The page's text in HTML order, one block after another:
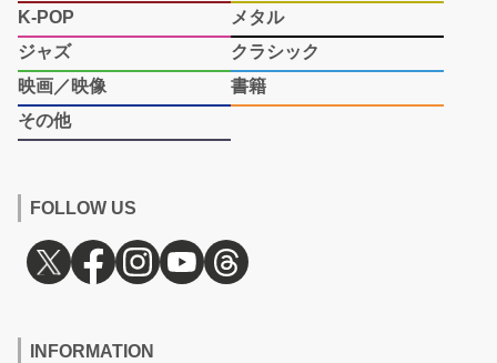
K-POP
メタル
ジャズ
クラシック
映画／映像
書籍
その他
FOLLOW US
INFORMATION